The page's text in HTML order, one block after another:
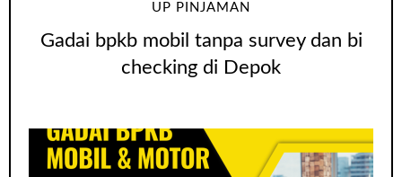
UP PINJAMAN
Gadai bpkb mobil tanpa survey dan bi
checking di Depok